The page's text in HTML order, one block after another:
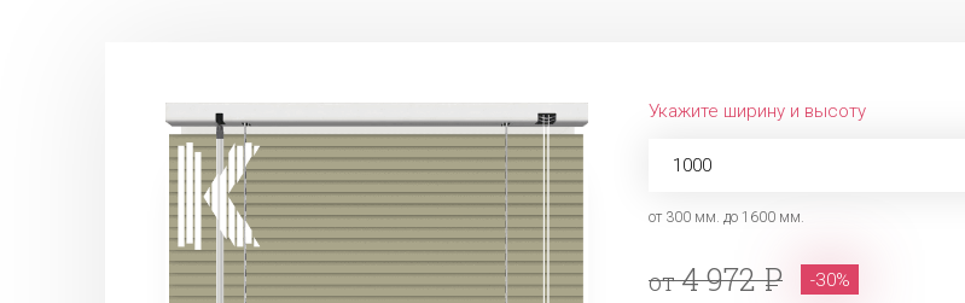
Укажите ширину и высоту
от 300 мм. до 1600 мм.
от4 972 -30%